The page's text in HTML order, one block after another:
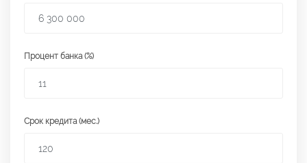
Процент банка (%)
Срок кредита (мес.)